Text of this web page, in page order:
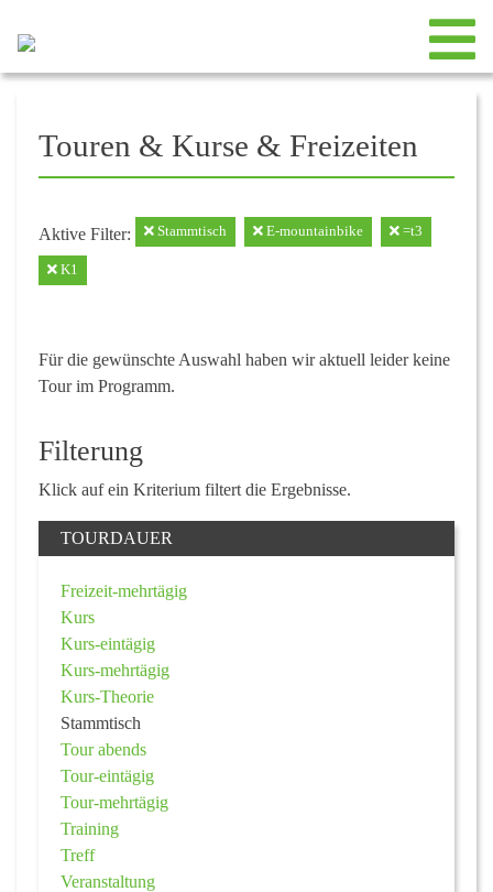
Touren & Kurse & Freizeiten
Aktive Filter: Stammtisch E-mountainbike =t3
K1
Für die gewünschte Auswahl haben wir aktuell leider keine
Tour im Programm.
Filterung
Klick auf ein Kriterium filtert die Ergebnisse.
TOURDAUER
Freizeit-mehrtägig
Kurs
Kurs-eintägig
Kurs-mehrtägig
Kurs-Theorie
Stammtisch
Tour abends
Tour-eintägig
Tour-mehrtägig
Training
Treff
Veranstaltung